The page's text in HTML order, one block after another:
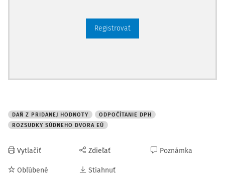
Registrovať
DAŇ Z PRIDANEJ HODNOTY
ODPOČÍTANIE DPH
ROZSUDKY SÚDNEHO DVORA EÚ
Vytlačiť
Obľúbené
Zdieľať
Stiahnuť
Poznámka